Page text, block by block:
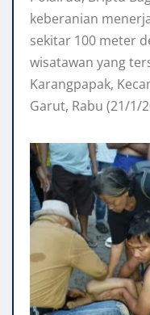
keberanian
sekitar 100 meter
wisatawan yang
Karangpapak,
Garut, Rabu (21/1/